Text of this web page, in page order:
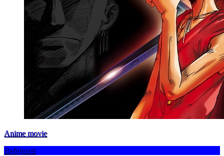
Anime movie
Befejezett